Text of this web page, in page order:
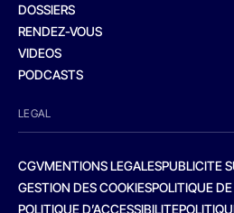
DOSSIERS
RENDEZ-VOUS
VIDEOS
PODCASTS
LEGAL
CGVMENTIONS LEGALESPUBLICITE
GESTION DES COOKIESPOLITIQUE
POLITIQUE D’ACCESSIBILITE